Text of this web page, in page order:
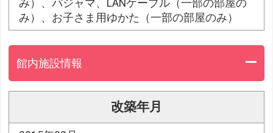
み）、パジャマ、LANケーブル（一部の部屋の
み）、お子さま用ゆかた（一部の部屋のみ）
館内施設情報
改築年月